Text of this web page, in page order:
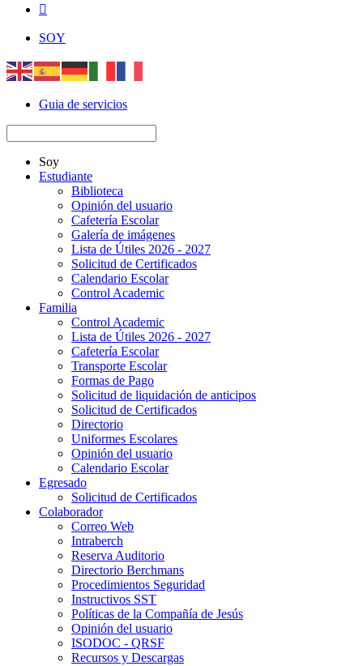

SOY
Guia de servicios
Soy
Estudiante
Biblioteca
Opinión del usuario
Cafetería Escolar
Galería de imágenes
Lista de Útiles 2026 - 2027
Solicitud de Certificados
Calendario Escolar
Control Academic
Familia
Control Academic
Lista de Útiles 2026 - 2027
Cafetería Escolar
Transporte Escolar
Formas de Pago
Solicitud de liquidación de anticipos
Solicitud de Certificados
Directorio
Uniformes Escolares
Opinión del usuario
Calendario Escolar
Egresado
Solicitud de Certificados
Colaborador
Correo Web
Intraberch
Reserva Auditorio
Directorio Berchmans
Procedimientos Seguridad
Instructivos SST
Políticas de la Compañía de Jesús
Opinión del usuario
ISODOC - QRSF
Recursos y Descargas